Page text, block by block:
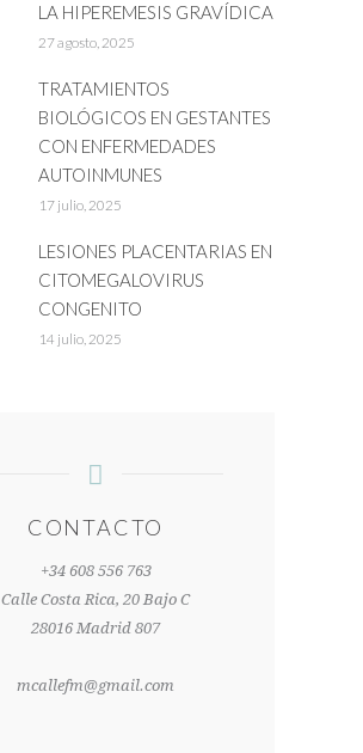
LA HIPEREMESIS GRAVÍDICA
27 agosto, 2025
TRATAMIENTOS
BIOLÓGICOS EN GESTANTES
CON ENFERMEDADES
AUTOINMUNES
17 julio, 2025
LESIONES PLACENTARIAS EN
CITOMEGALOVIRUS
CONGENITO
14 julio, 2025
CONTACTO
+34 608 556 763
Calle Costa Rica, 20 Bajo C
28016 Madrid 807
mcallefm@gmail.com